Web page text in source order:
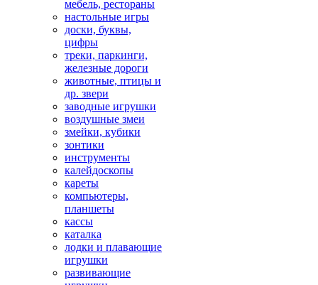
мебель, рестораны
настольные игры
доски, буквы,
цифры
треки, паркинги,
железные дороги
животные, птицы и
др. звери
заводные игрушки
воздушные змеи
змейки, кубики
зонтики
инструменты
калейдоскопы
кареты
компьютеры,
планшеты
кассы
каталка
лодки и плавающие
игрушки
развивающие